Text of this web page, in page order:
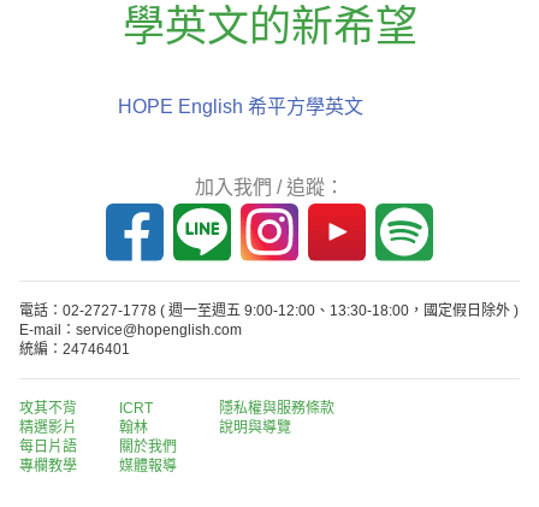
學英文的新希望
HOPE English 希平方學英文
加入我們 / 追蹤：
電話：02-2727-1778 ( 週一至週五 9:00-12:00、13:30-18:00，國定假日除外 )
E-mail：service@hopenglish.com
統編：24746401
攻其不背
精選影片
每日片語
專欄教學
ICRT
翰林
關於我們
媒體報導
隱私權與服務條款
說明與導覽